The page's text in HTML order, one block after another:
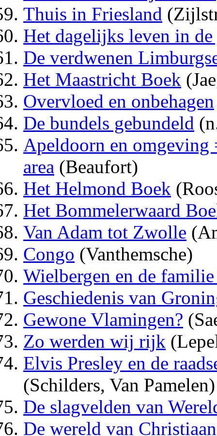
Thuis in Friesland
Het dagelijks leven in
De verdwenen
Het Maastricht Boek
Overvloed en onbehagen
De bundels gebundeld
Apeldoorn en
area (Beaufort)
Het Helmond Boek
Het Bommelerwaard
Van Adam tot Zwolle
Congo (Vanthemsche)
Wielbergen en de
Geschiedenis van
Gewone Vlamingen?
Zo werden wij rijk
Elvis Presley en de
(Schilders, Van Pamelen)
De slagvelden van
De wereld van